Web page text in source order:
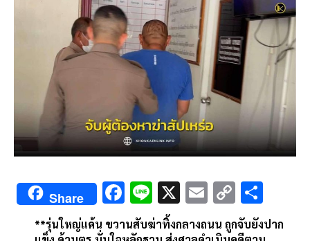
Share F
ac
Li
n
X E
m
C
o h
**รุ่นใหญ่แค้น ขวานสับฆ่าทิ้งกลางถนน ถูกจับยังปาก